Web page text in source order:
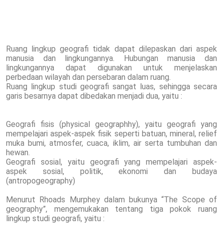
Ruang lingkup geografi tidak dapat dilepaskan dari aspek
manusia dan lingkungannya. Hubungan manusia dan
lingkungannya dapat digunakan untuk menjelaskan
perbedaan wilayah dan persebaran dalam ruang.
Ruang lingkup studi geografi sangat luas, sehingga secara
garis besarnya dapat dibedakan menjadi dua, yaitu :
Geografi fisis (physical geographhy), yaitu geografi yang
mempelajari aspek-aspek fisik seperti batuan, mineral, relief
muka bumi, atmosfer, cuaca, iklim, air serta tumbuhan dan
hewan.
Geografi sosial, yaitu geografi yang mempelajari aspek-
aspek sosial, politik, ekonomi dan budaya
(antropogeography)
Menurut Rhoads Murphey dalam bukunya “The Scope of
geography”, mengemukakan tentang tiga pokok ruang
lingkup studi geografi, yaitu :